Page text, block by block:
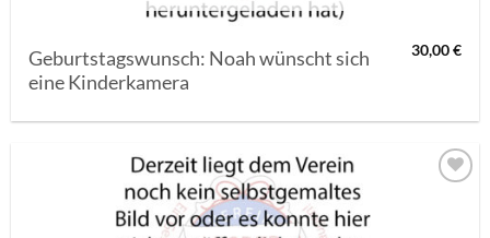
Geburtstagswunsch: Noah wünscht sich
eine Kinderkamera
30,00€